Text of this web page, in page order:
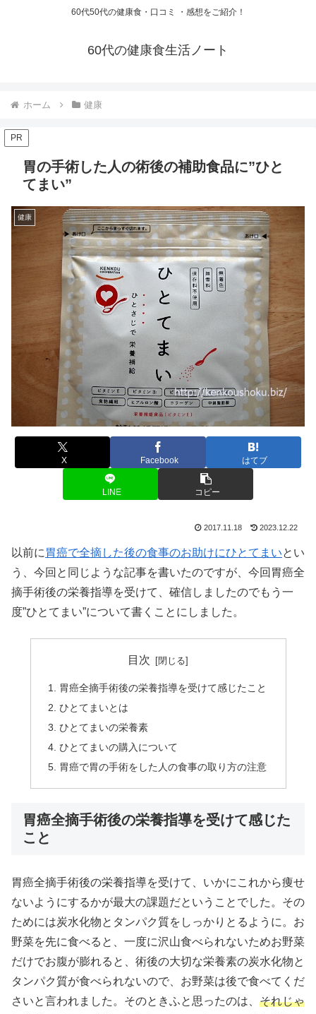
60代50代の健康食・口コミ ・感想をご紹介！
60代の健康食生活ノート
ホーム 健康
PR
胃の手術した人の術後の補助食品に”ひと
てまい”
健康
X Facebook はてブ
LINE コピー
2017.11.18 2023.12.22
以前に 胃癌で全摘した後の食事のお助けにひとてまいとい
う、今回と同じような記事を書いたのですが、今回胃癌全
摘手術後の栄養指導を受けて、確信しましたのでもう一
度”ひとてまい”について書くことにしました。
目次
胃癌全摘手術後の栄養指導を受けて感じたこと
ひとてまいとは
ひとてまいの栄養素
ひとてまいの購入について
胃癌で胃の手術をした人の食事の取り方の注意
胃癌全摘手術後の栄養指導を受けて感じた
こと
胃癌全摘手術後の栄養指導を受けて、いかにこれから痩せ
ないようにするかが最大の課題だということでした。その
ためには炭水化物とタンパク質をしっかりとるように。お
野菜を先に食べると、一度に沢山食べられないためお野菜
だけでお腹が膨れると、術後の大切な栄養素の炭水化物と
タンパク質が食べられないので、お野菜は後で食べてくだ
さいと言われました。そのときふと思ったのは、 それじゃ